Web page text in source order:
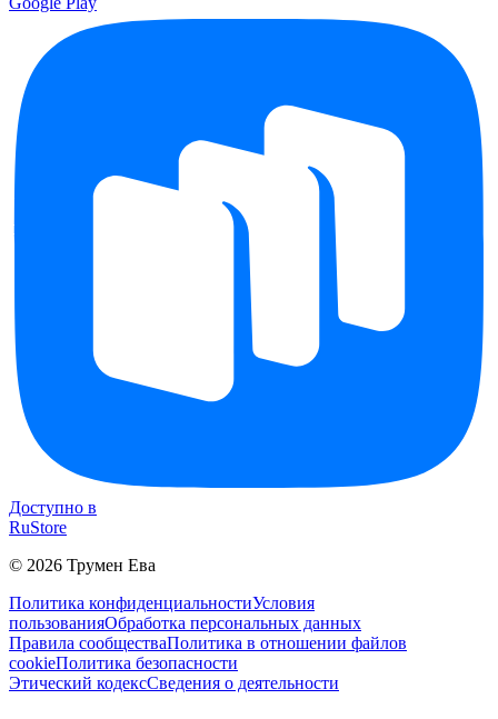
Доступно в
RuStore
© 2026 Трумен Ева
Политика конфиденциальностиУсловия
пользованияОбработка персональных данных
Правила сообществаПолитика в отношении файлов
cookieПолитика безопасности
Этический кодексСведения о деятельности